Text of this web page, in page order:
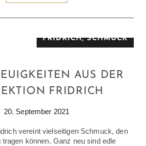
FRIDRICH,SCHMUCK
AUS DER
FRIDRICH
20. September 2021
vereint vielseitigen Schmuck, den
tragen können. Ganz neu sind edle